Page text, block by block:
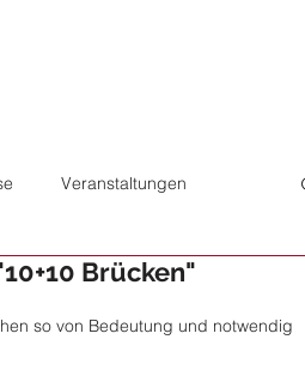
Veranstaltungen
Publikation
Brücken"
so von Bedeutung und notwendig